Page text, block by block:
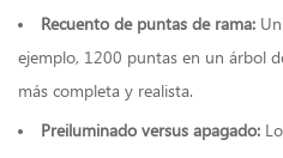
realzan
su
exhibición
5.1
especiales
Recuento de puntas de rama:
ejemplo, 1200 puntas en un árbol
más completa y realista.
Preiluminado versus apagado: